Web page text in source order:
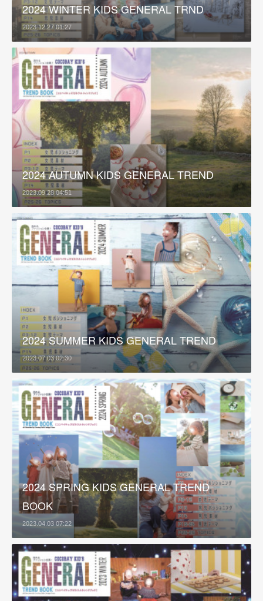
2024 WINTER KIDS GENERAL TRND
2023.12.27 01:27
2024 AUTUMN KIDS GENERAL TREND
2023.09.28 04:51
2024 SUMMER KIDS GENERAL TREND
2023.07.03 02:30
2024 SPRING KIDS GENERAL TREND
BOOK
2023.04.03 07:22